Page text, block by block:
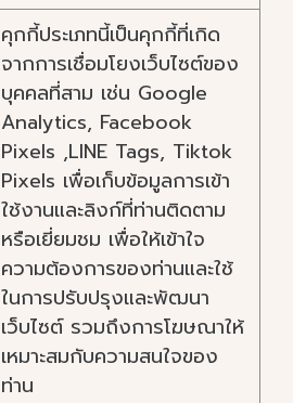
คุกกี้ประเภทนี้เป็นคุกกี้ที่เกิด
จากการเชื่อมโยงเว็บไซต์ของ
บุคคลที่สาม เช่น Google
Analytics, Facebook
Pixels ,LINE Tags, Tiktok
Pixels เพื่อเก็บข้อมูลการเข้า
ใช้งานและลิงก์ที่ท่านติดตาม
หรือเยี่ยมชม เพื่อให้เข้าใจ
ความต้องการของท่านและใช้
ในการปรับปรุงและพัฒนา
เว็บไซต์ รวมถึงการโฆษณาให้
เหมาะสมกับความสนใจของ
ท่าน